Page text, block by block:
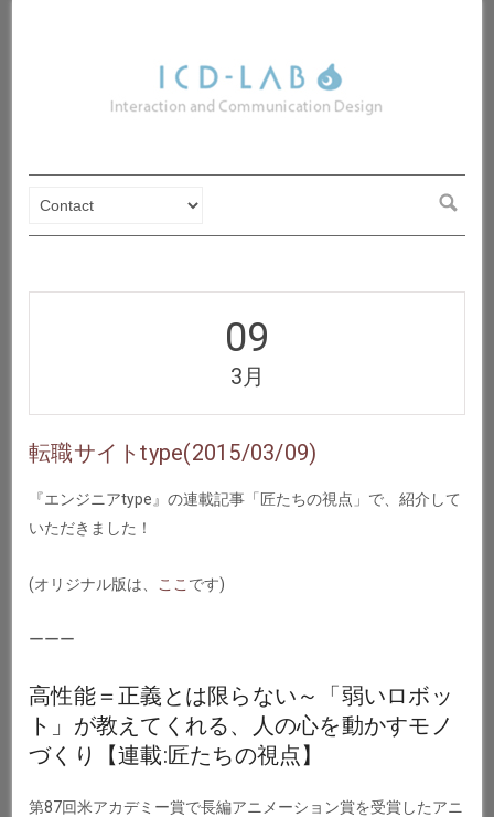
09
3月
転職サイトtype(2015/03/09)
『エンジニアtype』の連載記事「匠たちの視点」で、紹介して
いただきました！
(オリジナル版は、 ここ です)
ーーー
高性能＝正義とは限らない～「弱いロボッ
ト」が教えてくれる、人の心を動かすモノ
づくり【連載:匠たちの視点】
第87回米アカデミー賞で長編アニメーション賞を受賞したアニ